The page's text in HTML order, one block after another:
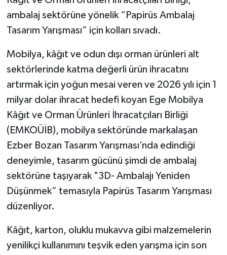
ambalaj sektörüne yönelik “Papirüs Ambalaj
Tasarım Yarışması” için kolları sıvadı.
Mobilya, kâğıt ve odun dışı orman ürünleri alt
sektörlerinde katma değerli ürün ihracatını
artırmak için yoğun mesai veren ve 2026 yılı için 1
milyar dolar ihracat hedefi koyan Ege Mobilya
Kâğıt ve Orman Ürünleri İhracatçıları Birliği
(EMKOÜİB), mobilya sektöründe markalaşan
Ezber Bozan Tasarım Yarışması’nda edindiği
deneyimle, tasarım gücünü şimdi de ambalaj
sektörüne taşıyarak "3D- Ambalajı Yeniden
Düşünmek” temasıyla Papirüs Tasarım Yarışması
düzenliyor.
Kâğıt, karton, oluklu mukavva gibi malzemelerin
yenilikçi kullanımını teşvik eden yarışma için son